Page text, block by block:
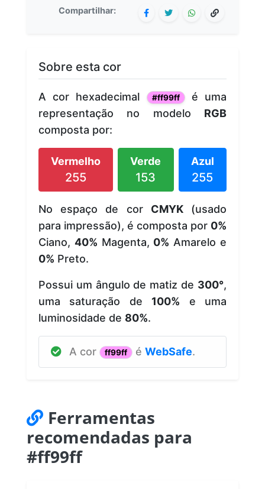
Compartilhar:
Sobre esta cor
A cor hexadecimal #ff99ff é uma
representação no modelo RGB
composta por:
Vermelho
255
Verde
153
Azul
255
No espaço de cor CMYK(usado
para impressão), é composta por 0%
Ciano, 40% Magenta, 0% Amarelo e
0% Preto.
Possui um ângulo de matiz de 300°,
uma saturação de 100% e uma
luminosidade de 80%.
A cor ff99ff éWebSafe.
Ferramentas
recomendadas para
#ff99ff